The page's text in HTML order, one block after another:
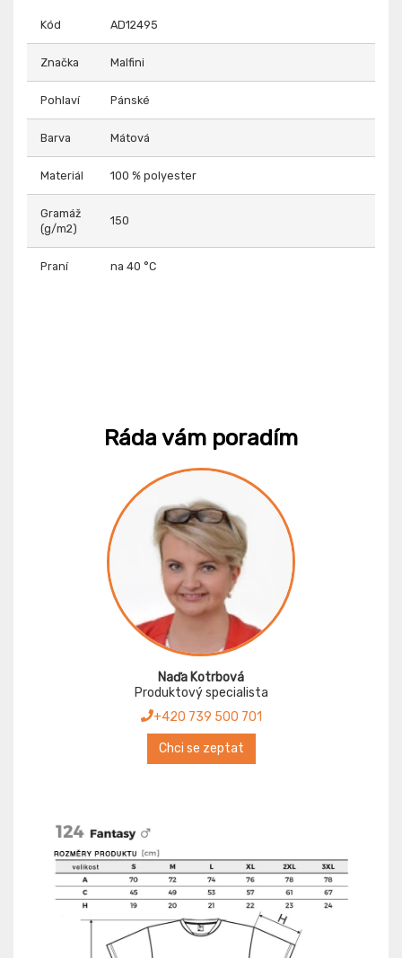
Kód AD12495
Značka Malfini
Pohlaví Pánské
Barva Mátová
Materiál 100 % polyester
Gramáž
(g/m2)
150
Praní na 40 °C
Ráda vám poradím
Naďa Kotrbová
Produktový specialista
+420 739 500 701
Chci se zeptat